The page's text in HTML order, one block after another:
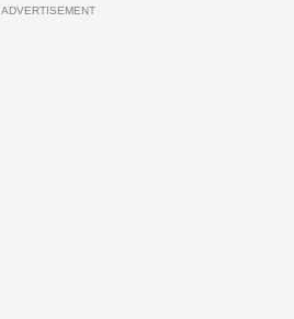
ADVERTISEMENT